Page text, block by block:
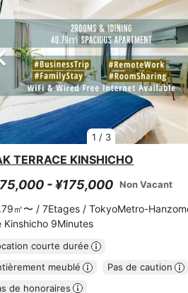
1 / 3
TERRACE KINSHICHO
- ¥175,000 Non Vacant
㎡〜 /7Etages /TokyoMetro-
Kinshicho 9Minutes
courte durée
meublé
Pas de caution
de honoraires